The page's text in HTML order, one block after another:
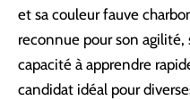
et sa couleur fauve
reconnue pour son
capacité à apprendre
candidat idéal pour